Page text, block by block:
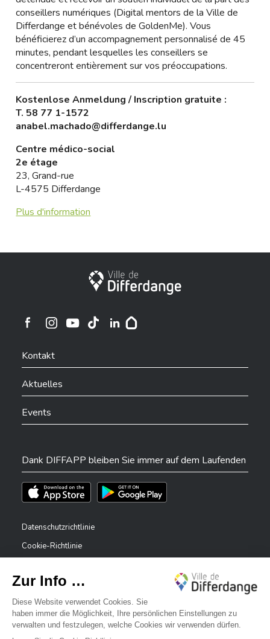
conseillers numériques (Digital mentors de la Ville de
Differdange et bénévoles de GoldenMe). Vous
bénéficierez d’un accompagnement personnalisé de 45
minutes, pendant lesquelles les conseillers se
concentreront entièrement sur vos préoccupations.
Kostenlose Anmeldung / Inscription gratuite :
T. 58 77 1-1572
anabel.machado@differdange.lu
Centre médico-social
2e étage
23, Grand-rue
L-4575 Differdange
Plus d'information
Stadt Differdingen
Ville de Differdange sur Instagram
Kontakt
Aktuelles
Events
Dank DIFFAPP bleiben Sie immer auf dem Laufenden
Téléchargez l'app sur l'App StoreTéléchargez l'app sur Play Store
Datenschutzrichtlinie
Cookie-Richtlinie
Erklärung zur Barrierefreiheit
Meldesystem – Whistleblower
✕
Bonjour, comment puis-je vous aider ?